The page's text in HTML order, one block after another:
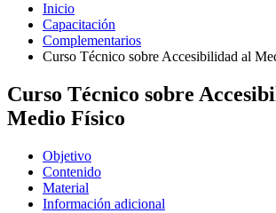
Inicio
Capacitación
Complementarios
Curso Técnico sobre Accesibilidad al
Curso Técnico sobre
Medio Físico
Objetivo
Contenido
Material
Información adicional